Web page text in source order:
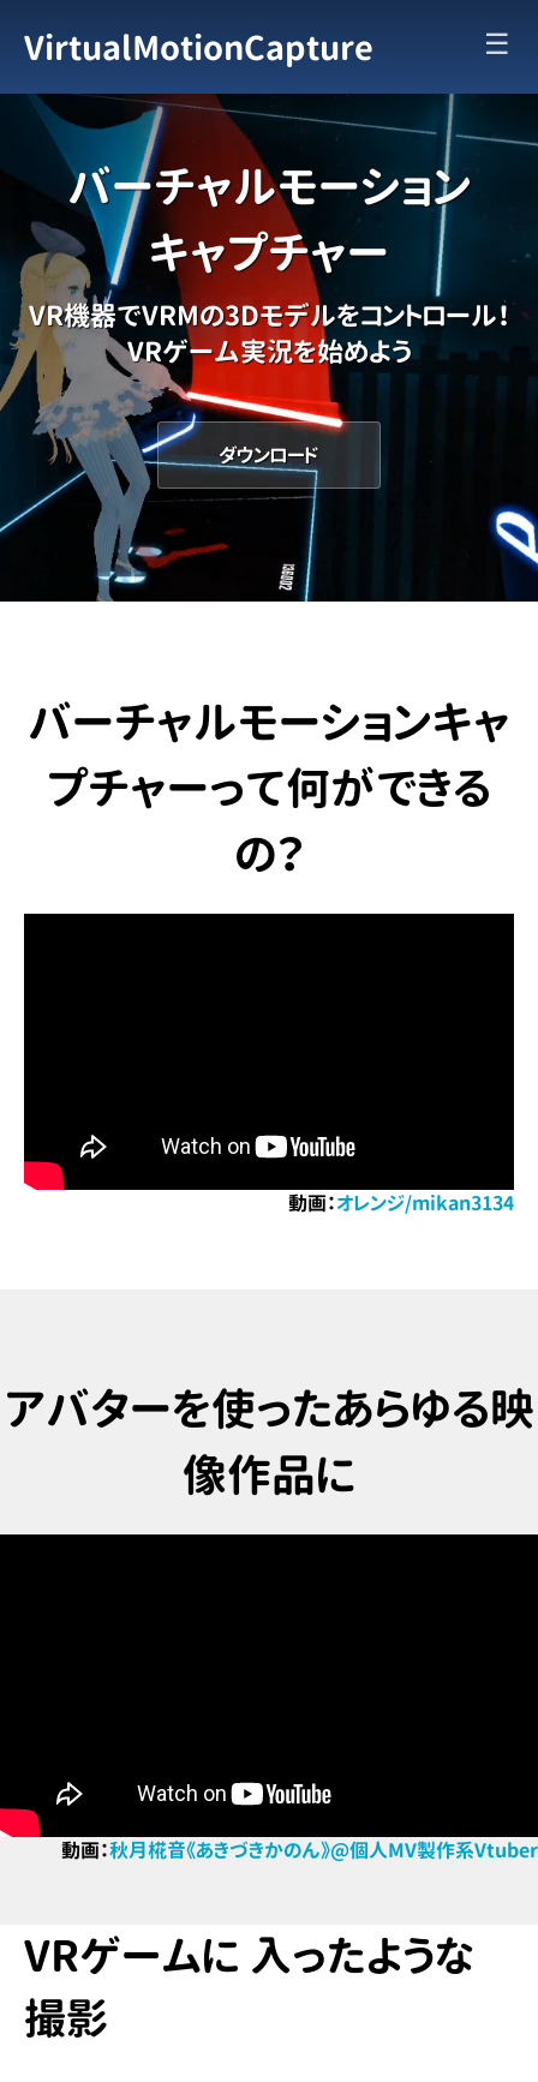
VirtualMotionCapture ☰
バーチャルモーション
キャプチャー
VR機器でVRMの3Dモデルをコントロール！
VRゲーム実況を始めよう
ダウンロード
バーチャルモーションキャ
プチャーって何ができる
の？
動画：オレンジ/mikan3134
アバターを使ったあらゆる映
像作品に
動画：秋月椛音《あきづきかのん》@個人MV製作系Vtuber
VRゲームに 入ったような
撮影